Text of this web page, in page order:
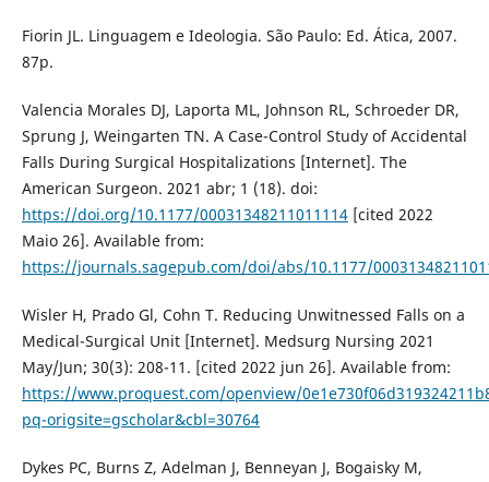
Fiorin JL. Linguagem e Ideologia. São Paulo: Ed. Ática, 2007.
87p.
Valencia Morales DJ, Laporta ML, Johnson RL, Schroeder DR,
Sprung J, Weingarten TN. A Case-Control Study of Accidental
Falls During Surgical Hospitalizations [Internet]. The
American Surgeon. 2021 abr; 1 (18). doi:
https://doi.org/10.1177/00031348211011114[cited 2022
Maio 26]. Available from:
https://journals.sagepub.com/doi/abs/10.1177/
Wisler H, Prado Gl, Cohn T. Reducing Unwitnessed Falls on a
Medical-Surgical Unit [Internet]. Medsurg Nursing 2021
May/Jun; 30(3): 208-11. [cited 2022 jun 26]. Available from:
https://www.proquest.com/openview/
pq-origsite=gscholar&cbl=30764
Dykes PC, Burns Z, Adelman J, Benneyan J, Bogaisky M,